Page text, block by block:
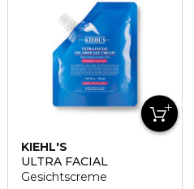
KIEHL'S
ULTRA FACIAL
Gesichtscreme